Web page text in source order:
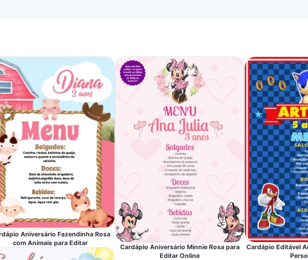
Aniversário Fazendinha Rosa
com Animais para Editar
Cardápio Aniversário Minnie Rosa para
Editar Online
Cardápio Editável